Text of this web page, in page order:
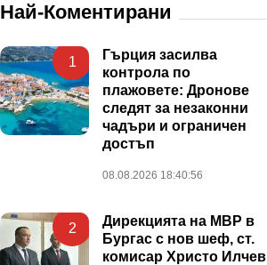
Най-Коментирани
1
Гърция засилва
контрола по
плажовете: Дронове
следят за незаконни
чадъри и ограничен
достъп
08.08.2026 18:40:56
2
Дирекцията на МВР в
Бургас с нов шеф, ст.
комисар Христо Илчев